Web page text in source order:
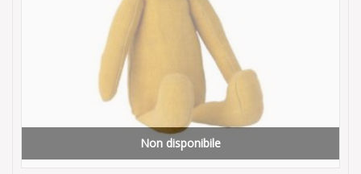
Non disponibile